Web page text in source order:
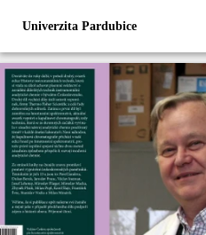
Univerzita Pardubice